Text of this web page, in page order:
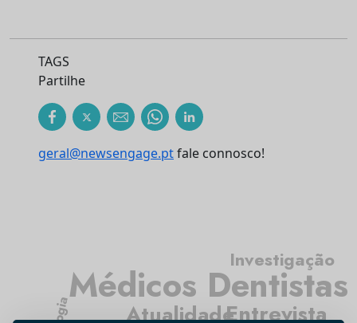
TAGS
Partilhe
geral@newsengage.ptfale connosco!
Atualidade
Médicos Dentistas
Entrevista
Investigação